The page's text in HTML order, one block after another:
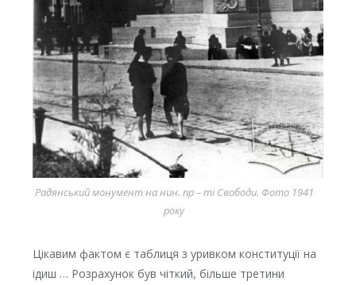
Радянський монумент на нин. пр – ті Свободи. Фото 1941
року
Цікавим фактом є таблиця з уривком конституції на
ідиш … Розрахунок був чіткий, більше третини